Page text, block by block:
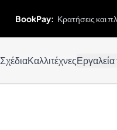
BookPay: Κρατήσεις και
ΣχέδιαΚαλλιτέχνεςΕργαλεία